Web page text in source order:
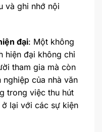
và ghi nhớ nội
đại: Một không
hiện đại không chỉ
tham gia mà còn
của nhà văn
trong việc thu hút
lại với các sự kiện